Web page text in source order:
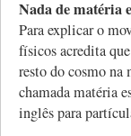
Nada de matéria
Para explicar o
físicos acredita
resto do cosmo na
chamada matéria
inglês para